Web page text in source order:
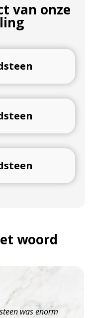
van onze
woord
was enorm